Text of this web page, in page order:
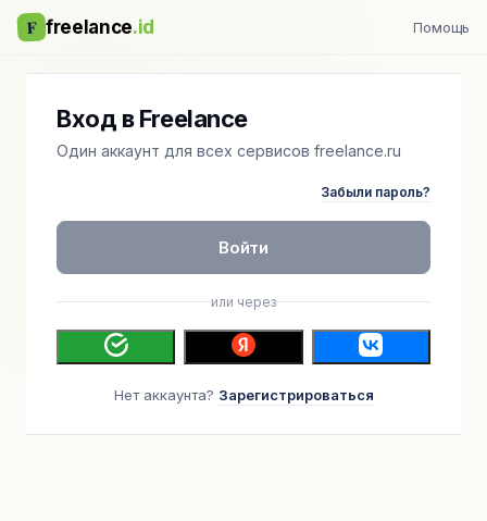
F freelance.id Помощь
Вход в Freelance
Один аккаунт для всех сервисов freelance.ru
Забыли пароль?
Войти
или через
Нет аккаунта? Зарегистрироваться